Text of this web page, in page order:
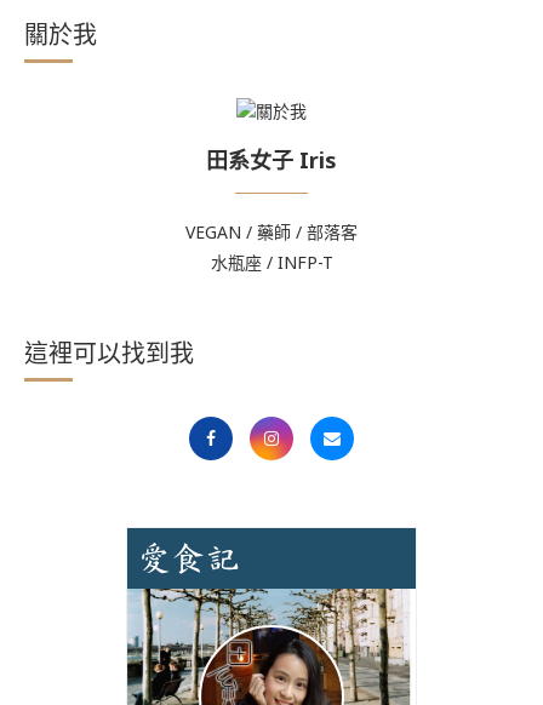
關於我
田系女子 Iris
VEGAN / 藥師 / 部落客
水瓶座 / INFP-T
這裡可以找到我